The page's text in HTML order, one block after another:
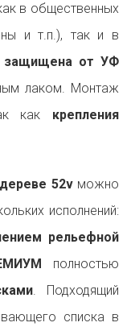
в общественных
и т.п.), так и в
защищена от УФ
лаком. Монтаж
как крепления
52vможно
исполнений:
рельефной
полностью
. Подходящий
списка в